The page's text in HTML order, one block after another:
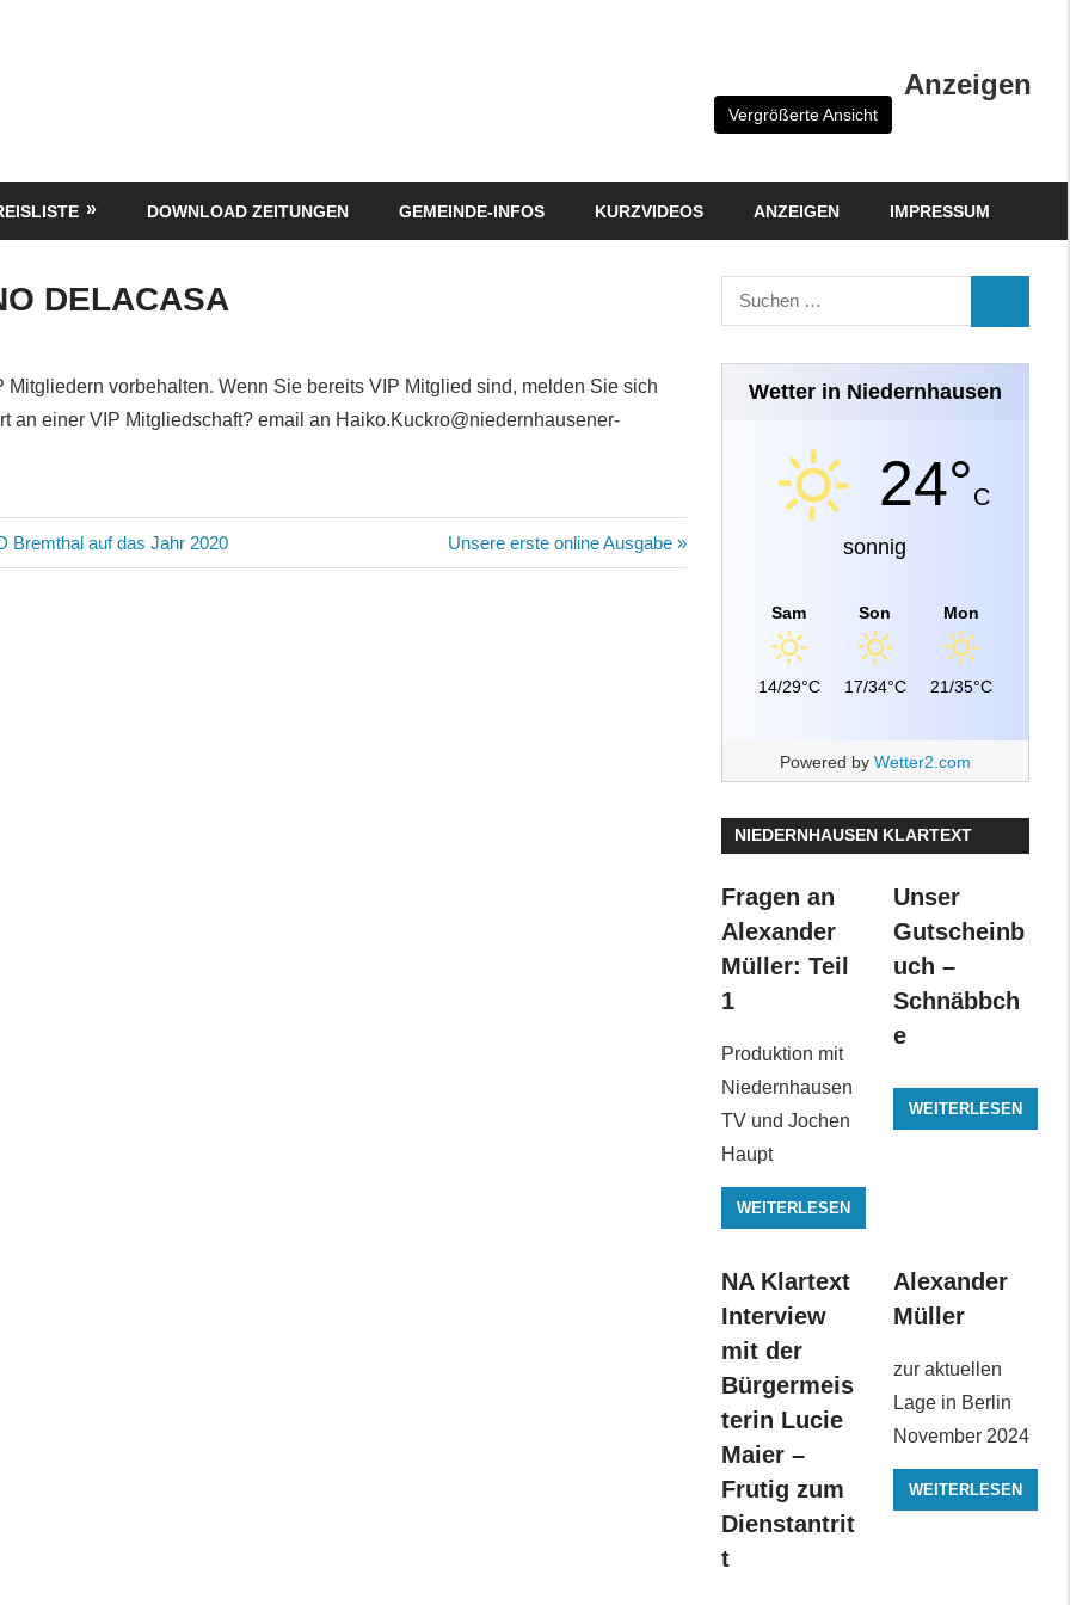
Anzeigen
Vergrößerte Ansicht
DOWNLOAD ZEITUNGEN GEMEINDE-INFOS KURZVIDEOS ANZEIGEN IMPRESSUM
DELACASA
Mitgliedern vorbehalten. Wenn Sie bereits VIP Mitglied sind, melden Sie sich
an einer VIP Mitgliedschaft? email an Haiko.Kuckro@niedernhausener-
Bremthal auf das Jahr 2020
Nächster
Beitrag:
Unsere erste online Ausgabe
Suchen
nach:
Wetter in Niedernhausen
24°C
sonnig
Sam
14/29°C
Son
17/34°C
Mon
21/35°C
Powered by Wetter2.com
NIEDERNHAUSEN KLARTEXT
Fragen an
Alexander
Müller: Teil
1
Produktion mit
Niedernhausen
TV und Jochen
Haupt
WEITERLESEN
Unser
Gutscheinb
uch –
Schnäbbch
e
WEITERLESEN
NA Klartext
Interview
mit der
Bürgermeis
terin Lucie
Maier –
Frutig zum
Dienstantrit
t
Alexander
Müller
zur aktuellen
Lage in Berlin
November 2024
WEITERLESEN